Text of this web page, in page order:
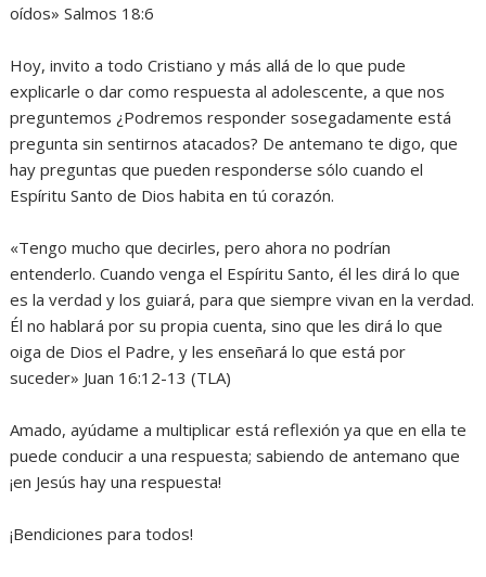
oídos» Salmos 18:6
‎Hoy, invito a todo Cristiano y más allá de lo que pude
explicarle o dar como respuesta al adolescente, a que nos
preguntemos ¿Podremos responder sosegadamente está
pregunta sin sentirnos atacados? De antemano te digo, que
hay preguntas que pueden responderse sólo cuando el
Espíritu Santo de Dios habita en tú corazón.
‎«Tengo mucho que decirles, pero ahora no podrían
entenderlo. Cuando venga el Espíritu Santo, él les dirá lo que
es la verdad y los guiará, para que siempre vivan en la verdad.
Él no hablará por su propia cuenta, sino que les dirá lo que
oiga de Dios el Padre, y les enseñará lo que está por
suceder» Juan 16:12-13 (TLA)
‎Amado, ayúdame a multiplicar está reflexión ya que en ella te
puede conducir a una respuesta; sabiendo de antemano que
¡en Jesús hay una respuesta!
‎¡Bendiciones para todos!